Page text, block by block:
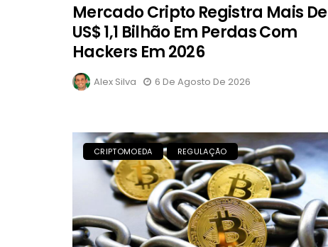
Mercado Cripto Registra Mais De
US$ 1,1 Bilhão Em Perdas Com
Hackers Em 2026
Alex Silva 6 De Agosto De 2026
CRIPTOMOEDA REGULAÇÃO